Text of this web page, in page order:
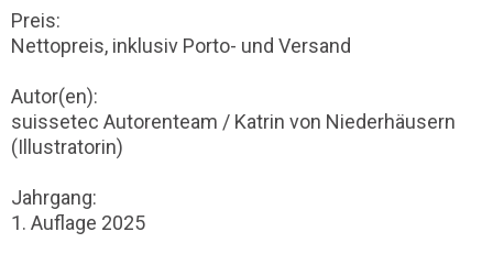
Preis:
Nettopreis, inklusiv Porto- und Versand
Autor(en):
suissetec Autorenteam / Katrin von Niederhäusern
(Illustratorin)
Jahrgang:
1. Auflage 2025